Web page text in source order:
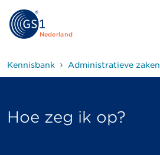
Nederland
Kennisbank Administratieve zaken
Hoe zeg ik op?